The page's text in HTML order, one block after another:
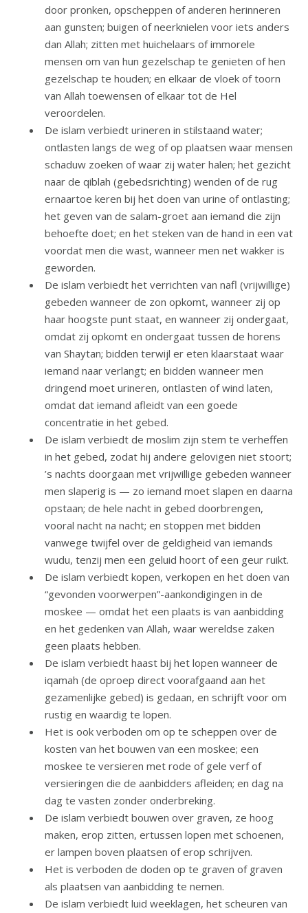
door pronken, opscheppen of anderen herinneren
aan gunsten; buigen of neerknielen voor iets anders
dan Allah; zitten met huichelaars of immorele
mensen om van hun gezelschap te genieten of hen
gezelschap te houden; en elkaar de vloek of toorn
van Allah toewensen of elkaar tot de Hel
veroordelen.
De islam verbiedt urineren in stilstaand water;
ontlasten langs de weg of op plaatsen waar mensen
schaduw zoeken of waar zij water halen; het gezicht
naar de qiblah (gebedsrichting) wenden of de rug
ernaartoe keren bij het doen van urine of ontlasting;
het geven van de salam-groet aan iemand die zijn
behoefte doet; en het steken van de hand in een vat
voordat men die wast, wanneer men net wakker is
geworden.
De islam verbiedt het verrichten van nafl (vrijwillige)
gebeden wanneer de zon opkomt, wanneer zij op
haar hoogste punt staat, en wanneer zij ondergaat,
omdat zij opkomt en ondergaat tussen de horens
van Shaytan; bidden terwijl er eten klaarstaat waar
iemand naar verlangt; en bidden wanneer men
dringend moet urineren, ontlasten of wind laten,
omdat dat iemand afleidt van een goede
concentratie in het gebed.
De islam verbiedt de moslim zijn stem te verheffen
in het gebed, zodat hij andere gelovigen niet stoort;
’s nachts doorgaan met vrijwillige gebeden wanneer
men slaperig is — zo iemand moet slapen en daarna
opstaan; de hele nacht in gebed doorbrengen,
vooral nacht na nacht; en stoppen met bidden
vanwege twijfel over de geldigheid van iemands
wudu, tenzij men een geluid hoort of een geur ruikt.
De islam verbiedt kopen, verkopen en het doen van
“gevonden voorwerpen”-aankondigingen in de
moskee — omdat het een plaats is van aanbidding
en het gedenken van Allah, waar wereldse zaken
geen plaats hebben.
De islam verbiedt haast bij het lopen wanneer de
iqamah (de oproep direct voorafgaand aan het
gezamenlijke gebed) is gedaan, en schrijft voor om
rustig en waardig te lopen.
Het is ook verboden om op te scheppen over de
kosten van het bouwen van een moskee; een
moskee te versieren met rode of gele verf of
versieringen die de aanbidders afleiden; en dag na
dag te vasten zonder onderbreking.
De islam verbiedt bouwen over graven, ze hoog
maken, erop zitten, ertussen lopen met schoenen,
er lampen boven plaatsen of erop schrijven.
Het is verboden de doden op te graven of graven
als plaatsen van aanbidding te nemen.
De islam verbiedt luid weeklagen, het scheuren van